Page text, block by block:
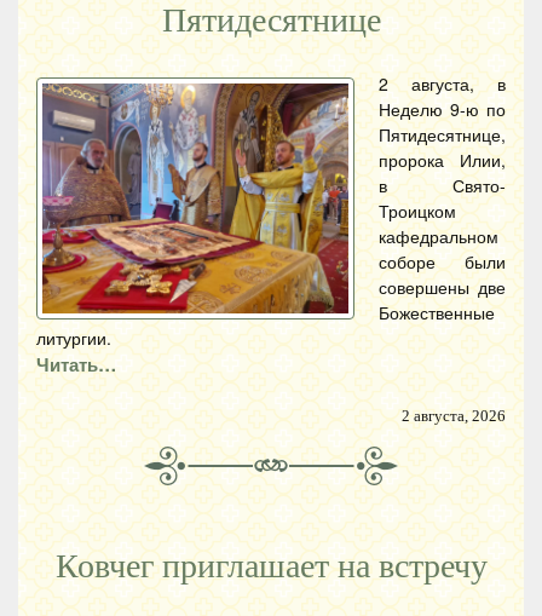
Пятидесятнице
2 августа, в
Неделю 9-ю по
Пятидесятнице,
пророка Илии,
в Свято-
Троицком
кафедральном
соборе были
совершены две
Божественные
литургии.
Читать…
2 августа, 2026
Ковчег приглашает на встречу